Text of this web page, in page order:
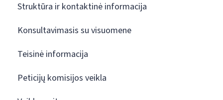
Struktūra ir kontaktinė informacija
Konsultavimasis su visuomene
Teisinė informacija
Peticijų komisijos veikla